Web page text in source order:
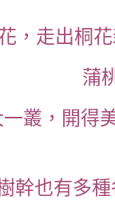
，走出桐
蒲
叢，開得
也有多種